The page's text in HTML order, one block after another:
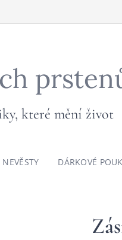
které mění život
DÁRKOVÉ